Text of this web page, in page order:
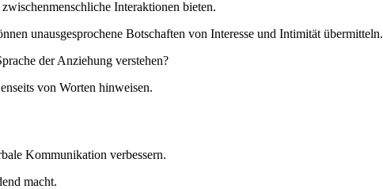
Interaktionen bieten.
unausgesprochene Botschaften von Interesse und Intimität übermitteln.
der Anziehung verstehen?
von Worten hinweisen.
Kommunikation verbessern.
macht.